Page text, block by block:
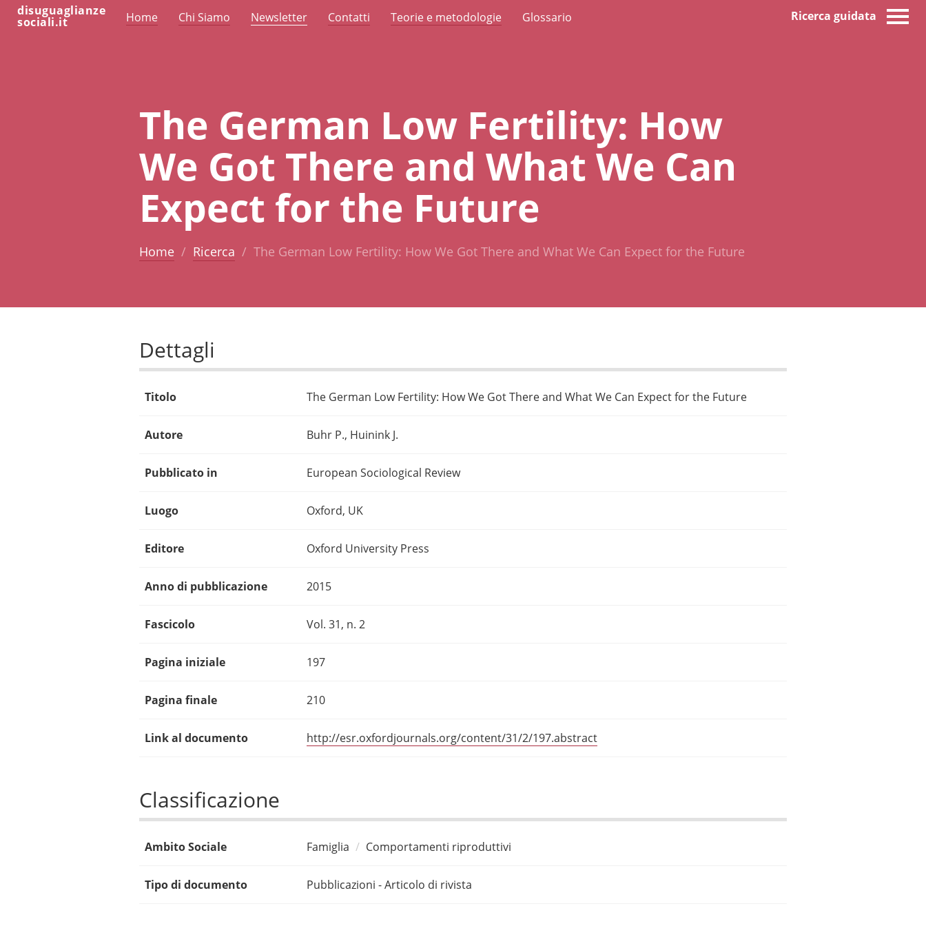
disuguaglianze
sociali.it Home Chi Siamo Newsletter Contatti Teorie e metodologie Glossario Ricerca guidata
The German Low Fertility: How
We Got There and What We Can
Expect for the Future
Home Ricerca The German Low Fertility: How We Got There and What We Can Expect for the Future
Dettagli
Titolo The German Low Fertility: How We Got There and What We Can Expect for the Future
Autore Buhr P., Huinink J.
Pubblicato in European Sociological Review
Luogo Oxford, UK
Editore Oxford University Press
Anno di pubblicazione 2015
Fascicolo Vol. 31, n. 2
Pagina iniziale 197
Pagina finale 210
Link al documento http://esr.oxfordjournals.org/content/31/2/197.abstract
Classificazione
Ambito Sociale Famiglia Comportamenti riproduttivi
Tipo di documento Pubblicazioni - Articolo di rivista